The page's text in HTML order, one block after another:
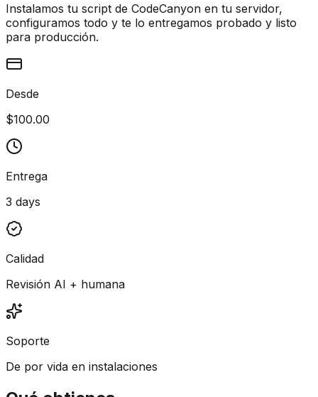
Instalamos tu script de CodeCanyon en tu servidor,
configuramos todo y te lo entregamos probado y listo
para producción.
Desde
$100.00
Entrega
3 days
Calidad
Revisión AI + humana
Soporte
De por vida en instalaciones